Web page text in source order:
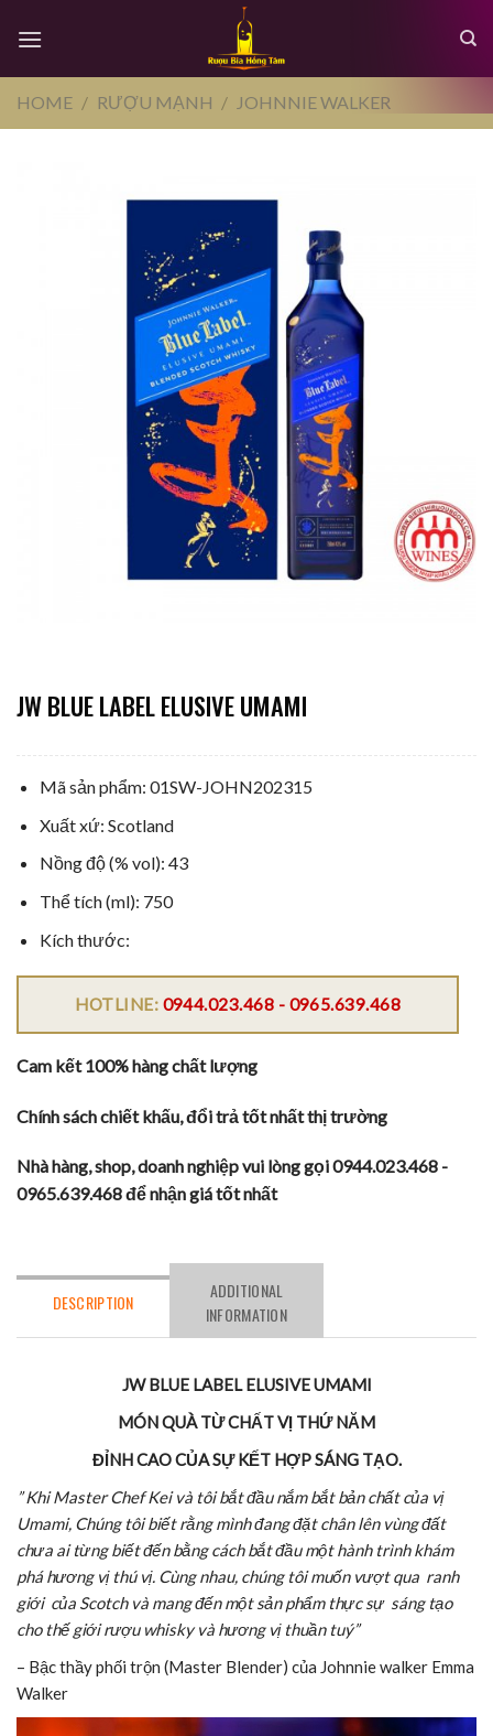
HOME / RƯỢU MẠNH / JOHNNIE WALKER
JW BLUE LABEL ELUSIVE UMAMI
Mã sản phẩm: 01SW-JOHN202315
Xuất xứ: Scotland
Nồng độ (% vol): 43
Thể tích (ml): 750
Kích thước:
HOTLINE: 0944.023.468 - 0965.639.468
Cam kết 100% hàng chất lượng
Chính sách chiết khấu, đổi trả tốt nhất thị trường
Nhà hàng, shop, doanh nghiệp vui lòng gọi 0944.023.468 -
0965.639.468 để nhận giá tốt nhất
DESCRIPTION
ADDITIONAL
INFORMATION
JW BLUE LABEL ELUSIVE UMAMI
MÓN QUÀ TỪ CHẤT VỊ THỨ NĂM
ĐỈNH CAO CỦA SỰ KẾT HỢP SÁNG TẠO.
” Khi Master Chef Kei và tôi bắt đầu nắm bắt bản chất của vị
Umami, Chúng tôi biết rằng mình đang đặt chân lên vùng đất
chưa ai từng biết đến bằng cách bắt đầu một hành trình khám
phá hương vị thú vị. Cùng nhau, chúng tôi muốn vượt qua ranh
giới của Scotch và mang đến một sản phẩm thực sự sáng tạo
cho thế giới rượu whisky và hương vị thuần tuý”
– Bậc thầy phối trộn (Master Blender) của Johnnie walker Emma
Walker